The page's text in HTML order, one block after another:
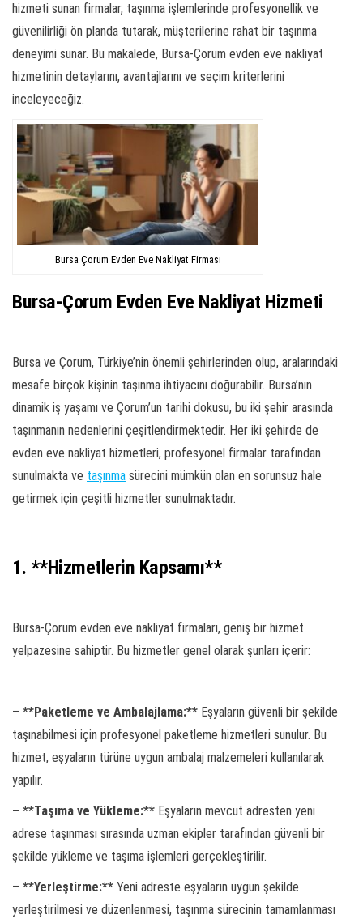
hizmeti sunan firmalar, taşınma işlemlerinde profesyonellik ve
güvenilirliği ön planda tutarak, müşterilerine rahat bir taşınma
deneyimi sunar. Bu makalede, Bursa-Çorum evden eve nakliyat
hizmetinin detaylarını, avantajlarını ve seçim kriterlerini
inceleyeceğiz.
Bursa Çorum Evden Eve Nakliyat Firması
Bursa-Çorum Evden Eve Nakliyat Hizmeti
Bursa ve Çorum, Türkiye’nin önemli şehirlerinden olup, aralarındaki
mesafe birçok kişinin taşınma ihtiyacını doğurabilir. Bursa’nın
dinamik iş yaşamı ve Çorum’un tarihi dokusu, bu iki şehir arasında
taşınmanın nedenlerini çeşitlendirmektedir. Her iki şehirde de
evden eve nakliyat hizmetleri, profesyonel firmalar tarafından
sunulmakta ve taşınma sürecini mümkün olan en sorunsuz hale
getirmek için çeşitli hizmetler sunulmaktadır.
1. **Hizmetlerin Kapsamı**
Bursa-Çorum evden eve nakliyat firmaları, geniş bir hizmet
yelpazesine sahiptir. Bu hizmetler genel olarak şunları içerir:
– **Paketleme ve Ambalajlama:** Eşyaların güvenli bir şekilde
taşınabilmesi için profesyonel paketleme hizmetleri sunulur. Bu
hizmet, eşyaların türüne uygun ambalaj malzemeleri kullanılarak
yapılır.
– **Taşıma ve Yükleme:** Eşyaların mevcut adresten yeni
adrese taşınması sırasında uzman ekipler tarafından güvenli bir
şekilde yükleme ve taşıma işlemleri gerçekleştirilir.
– **Yerleştirme:** Yeni adreste eşyaların uygun şekilde
yerleştirilmesi ve düzenlenmesi, taşınma sürecinin tamamlanması